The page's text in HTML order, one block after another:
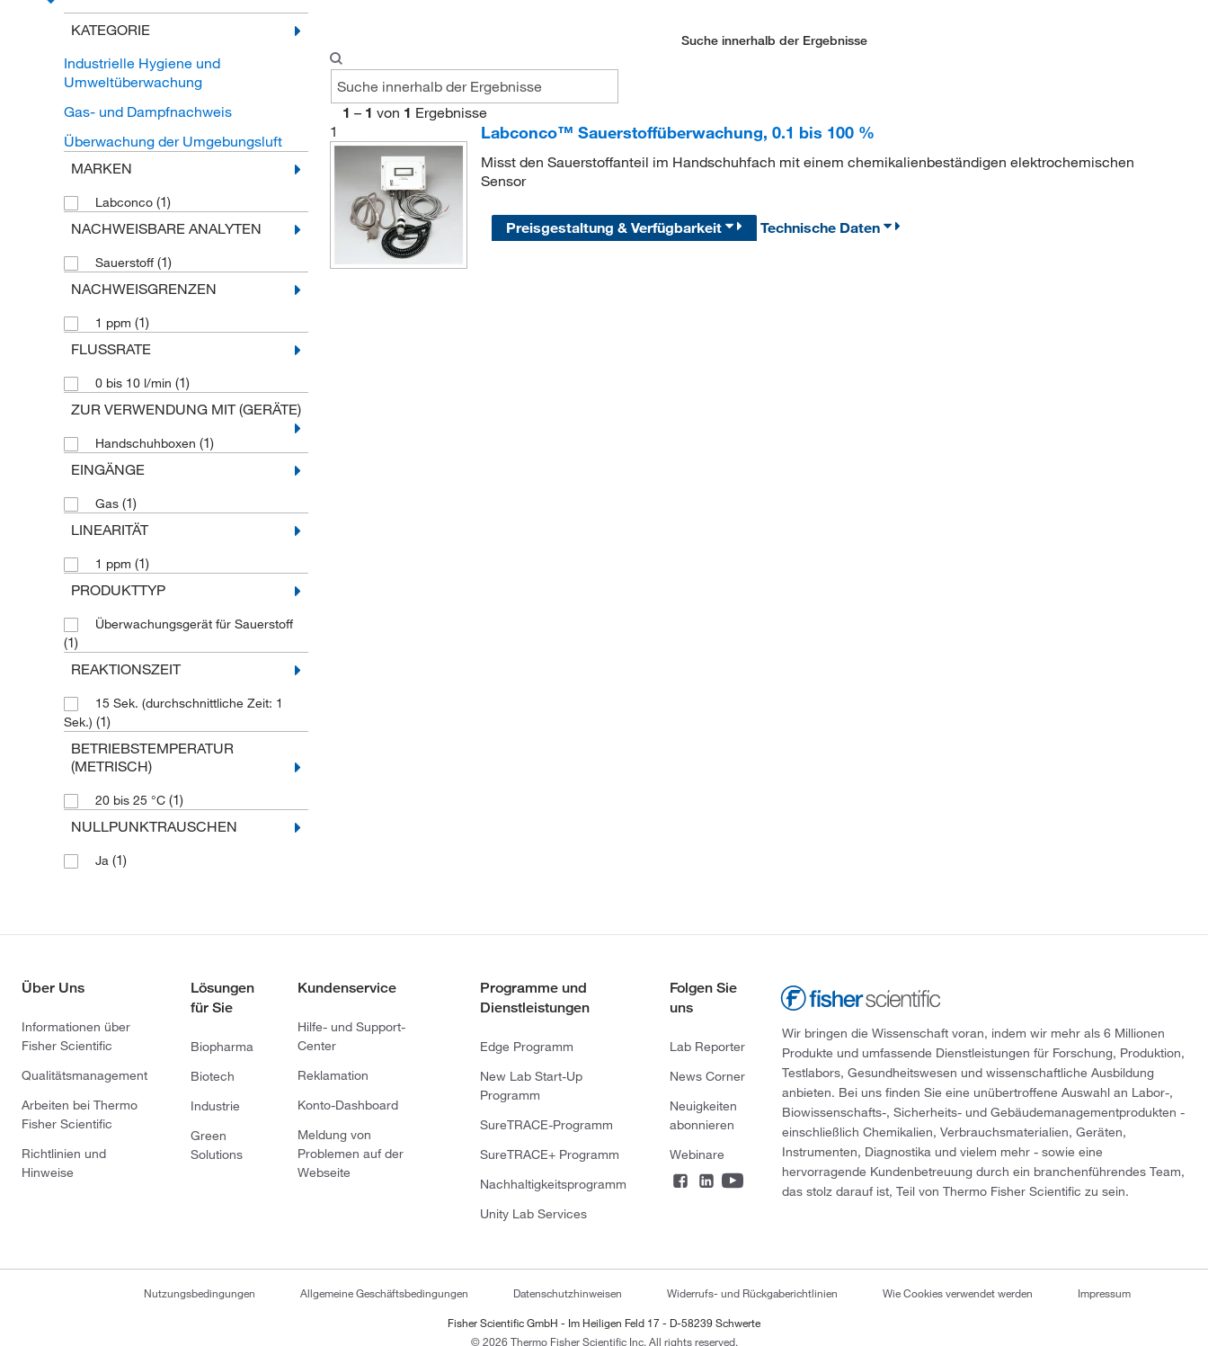
KATEGORIE
Industrielle Hygiene und
Umweltüberwachung
Gas- und Dampfnachweis
Überwachung der Umgebungsluft
MARKEN
Labconco (1)
NACHWEISBARE ANALYTEN
Sauerstoff (1)
NACHWEISGRENZEN
1 ppm (1)
FLUSSRATE
0 bis 10 l/min (1)
ZUR VERWENDUNG MIT (GERÄTE)
Handschuhboxen (1)
EINGÄNGE
Gas (1)
LINEARITÄT
1 ppm (1)
PRODUKTTYP
Überwachungsgerät für Sauerstoff
(1)
REAKTIONSZEIT
15 Sek. (durchschnittliche Zeit: 1
Sek.) (1)
BETRIEBSTEMPERATUR
(METRISCH)
20 bis 25 °C (1)
NULLPUNKTRAUSCHEN
Ja (1)
Suche innerhalb der Ergebnisse
1 – 1 von 1 Ergebnisse
1
Labconco™ Sauerstoffüberwachung, 0.1 bis 100 %
Misst den Sauerstoffanteil im Handschuhfach mit einem chemikalienbeständigen elektrochemischen
Sensor
Preisgestaltung & Verfügbarkeit Technische Daten
Über Uns
Informationen über
Fisher Scientific
Qualitätsmanagement
Arbeiten bei Thermo
Fisher Scientific
Richtlinien und
Hinweise
Lösungen
für Sie
Biopharma
Biotech
Industrie
Green
Solutions
Kundenservice
Hilfe- und Support-
Center
Reklamation
Konto-Dashboard
Meldung von
Problemen auf der
Webseite
Programme und
Dienstleistungen
Edge Programm
New Lab Start-Up
Programm
SureTRACE-Programm
SureTRACE+ Programm
Nachhaltigkeitsprogramm
Unity Lab Services
Folgen Sie
uns
Lab Reporter
News Corner
Neuigkeiten
abonnieren
Webinare
Wir bringen die Wissenschaft voran, indem wir mehr als 6 Millionen
Produkte und umfassende Dienstleistungen für Forschung, Produktion,
Testlabors, Gesundheitswesen und wissenschaftliche Ausbildung
anbieten. Bei uns finden Sie eine unübertroffene Auswahl an Labor-,
Biowissenschafts-, Sicherheits- und Gebäudemanagementprodukten -
einschließlich Chemikalien, Verbrauchsmaterialien, Geräten,
Instrumenten, Diagnostika und vielem mehr - sowie eine
hervorragende Kundenbetreuung durch ein branchenführendes Team,
das stolz darauf ist, Teil von Thermo Fisher Scientific zu sein.
Nutzungsbedingungen Allgemeine Geschäftsbedingungen Datenschutzhinweisen Widerrufs- und Rückgaberichtlinien Wie Cookies verwendet werden Impressum
Fisher Scientific GmbH - Im Heiligen Feld 17 - D-58239 Schwerte
© 2026 Thermo Fisher Scientific Inc. All rights reserved.